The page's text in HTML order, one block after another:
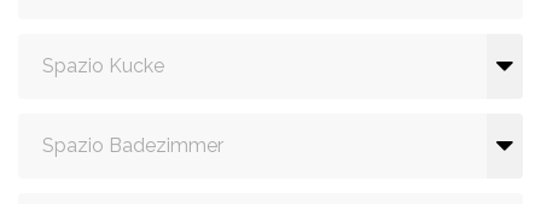
Spazio Kucke
Spazio Badezimmer